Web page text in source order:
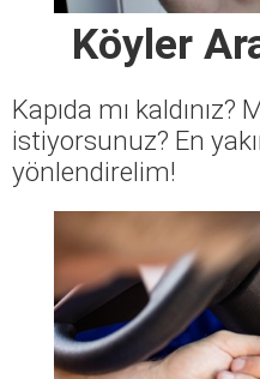
Köyler
Kapıda mı
istiyorsunuz? En
yönlendirelim!